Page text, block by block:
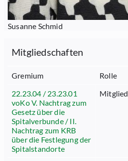
Susanne Schmid
Mitgliedschaften
Gremium Rolle
22.23.04 / 23.23.01
voKo V. Nachtrag zum
Gesetz über die
Spitalverbunde / II.
Nachtrag zum KRB
über die Festlegung der
Spitalstandorte
Mitglied